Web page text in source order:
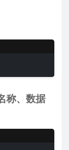
称、数据